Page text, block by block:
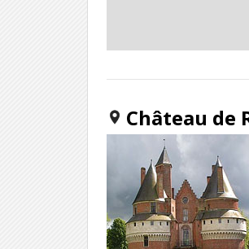
Château de